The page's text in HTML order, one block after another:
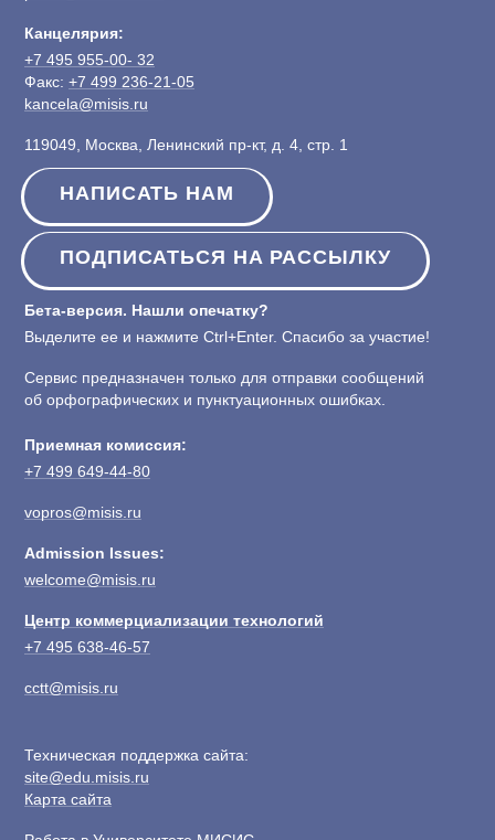
Канцелярия:
+7 495 955-00- 32
Факс: +7 499 236-21-05
kancela@misis.ru
119049, Москва, Ленинский пр-кт, д. 4, стр. 1
НАПИСАТЬ НАМ
ПОДПИСАТЬСЯ НА РАССЫЛКУ
Бета-версия. Нашли опечатку?
Выделите ее и нажмите Ctrl+Enter. Спасибо за участие!
Сервис предназначен только для отправки сообщений
об орфографических и пунктуационных ошибках.
Приемная комиссия:
+7 499 649-44-80
vopros@misis.ru
Admission Issues:
welcome@misis.ru
Центр коммерциализации технологий
+7 495 638-46-57
cctt@misis.ru
Техническая поддержка сайта:
site@edu.misis.ru
Карта сайта